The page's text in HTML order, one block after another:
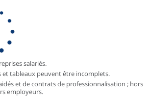
salariés.
et tableaux peuvent être incomplets.
et de contrats de professionnalisation ; hors
employeurs.